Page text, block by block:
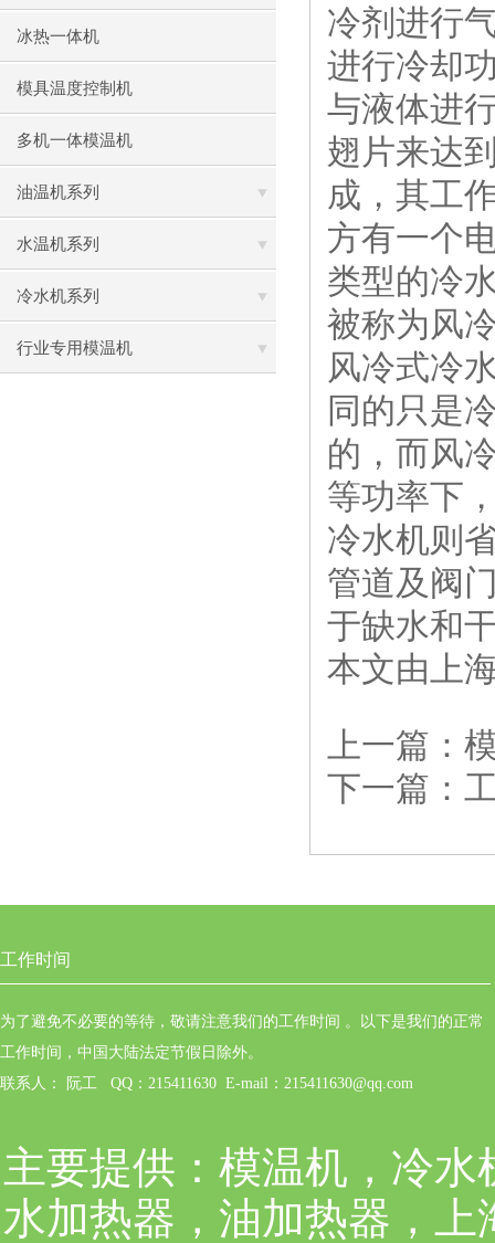
冰热一体机
模具温度控制机
多机一体模温机
油温机系列
水温机系列
冷水机系列
行业专用模温机
冷剂进行
进行冷却
与液体进
翅片来达
成，其工
方有一个
类型的冷
被称为风
风冷式冷
同的只是
的，而风
等功率下
冷水机则
管道及阀
于缺水和
本文由上
上一篇：
下一篇：
工作时间
为了避免不必要的等待，敬请注意我们的工作时间 。以下是我们的正常
工作时间，中国大陆法定节假日除外。
联系人： 阮工 QQ：215411630 E-mail：215411630@qq.com
主要提供： 模温机，冷水
水加热器，油加热器，